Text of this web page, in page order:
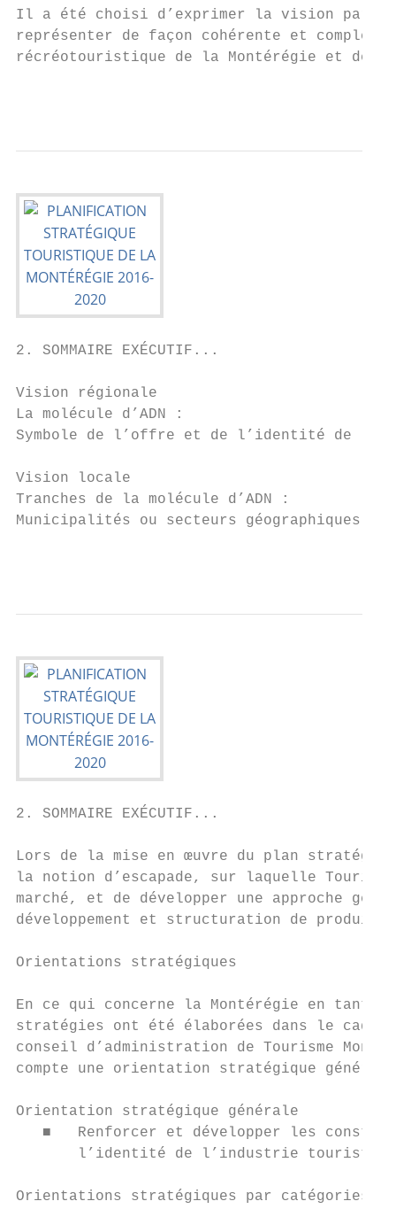
Il a été choisi d’exprimer la vision par un
représenter de façon cohérente et
récréotouristique de la Montérégie et de
2. SOMMAIRE EXÉCUTIF...
Vision régionale
La molécule d’ADN :
Symbole de l’offre et de l’identité de
Vision locale
Tranches de la molécule d’ADN :
Municipalités ou secteurs géographiques
2. SOMMAIRE EXÉCUTIF...
Lors de la mise en œuvre du plan
la notion d’escapade, sur laquelle
marché, et de développer une approche
développement et structuration de
Orientations stratégiques
En ce qui concerne la Montérégie en
stratégies ont été élaborées dans le
conseil d’administration de Tourisme
compte une orientation stratégique
Orientation stratégique générale
■   Renforcer et développer les
l’identité de l’industrie
Orientations stratégiques par catégories